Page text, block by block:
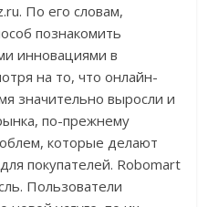
По его словам,
познакомить
инновациями в
на то, что онлайн-
значительно выросли и
по-прежнему
которые делают
покупателей. Robomart
Пользователи